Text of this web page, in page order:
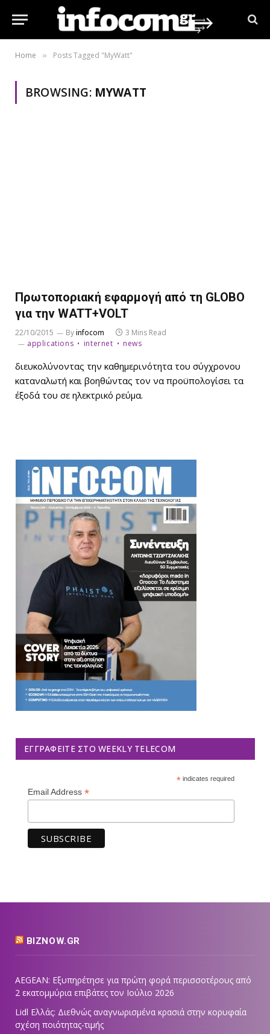
Home » Posts Tagged "MyWatt"
BROWSING: MYWATT
Πρωτοποριακή εφαρμογή από τη GLOBO
για την WATT+VOLT
22/10/2015 Byinfocom
3 Mins Read
applications
internet news
διευκολύνοντας την καθημερινότητα του σύγχρονου
καταναλωτή και βοηθώντας τον να προϋπολογίσει τα
έξοδά του σε ηλεκτρικό ρεύμα.
ΕΓΓΡΑΦΕΊΤΕ ΣΤΟ WEEKLY TELECOM
*indicates required
Email Address *
BIZNOW.GR
AEGEAN: Εξυπηρέτησε για πρώτη φορά περισσοτέρους από
2 εκατομμύρια επιβάτες τον Ιούλιο 2026
Lidl Ελλάς: Διεθνώς αναγνωρισμένα κρασιά στην κορυφαία
σχέση ποιότητας-τιμής